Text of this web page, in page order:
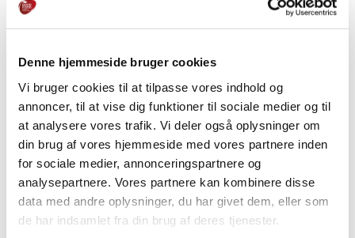
Denne hjemmeside bruger cookies
Vi bruger cookies til at tilpasse vores indhold og
annoncer, til at vise dig funktioner til sociale medier og til
at analysere vores trafik. Vi deler også oplysninger om
din brug af vores hjemmeside med vores partnere inden
for sociale medier, annonceringspartnere og
analysepartnere. Vores partnere kan kombinere disse
data med andre oplysninger, du har givet dem, eller som
de har indsamlet fra din brug af deres tjenester.
Aioli